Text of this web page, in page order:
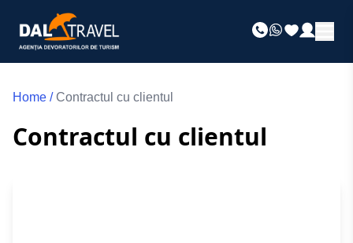
Home / Contractul cu clientul
Contractul cu clientul